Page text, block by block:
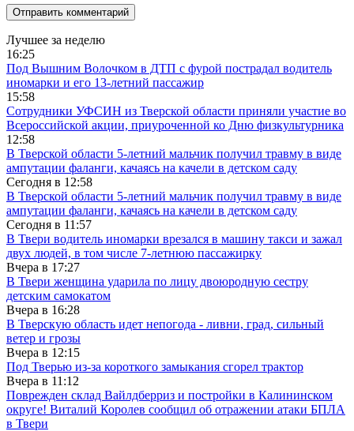
Лучшее за неделю
16:25
Под Вышним Волочком в ДТП с фурой пострадал водитель
иномарки и его 13-летний пассажир
15:58
Сотрудники УФСИН из Тверской области приняли участие во
Всероссийской акции, приуроченной ко Дню физкультурника
12:58
В Тверской области 5-летний мальчик получил травму в виде
ампутации фаланги, качаясь на качели в детском саду
Сегодня в 12:58
В Тверской области 5-летний мальчик получил травму в виде
ампутации фаланги, качаясь на качели в детском саду
Сегодня в 11:57
В Твери водитель иномарки врезался в машину такси и зажал
двух людей, в том числе 7-летнюю пассажирку
Вчера в 17:27
В Твери женщина ударила по лицу двоюродную сестру
детским самокатом
Вчера в 16:28
В Тверскую область идет непогода - ливни, град, сильный
ветер и грозы
Вчера в 12:15
Под Тверью из-за короткого замыкания сгорел трактор
Вчера в 11:12
Поврежден склад Вайлдберриз и постройки в Калининском
округе! Виталий Королев сообщил об отражении атаки БПЛА
в Твери